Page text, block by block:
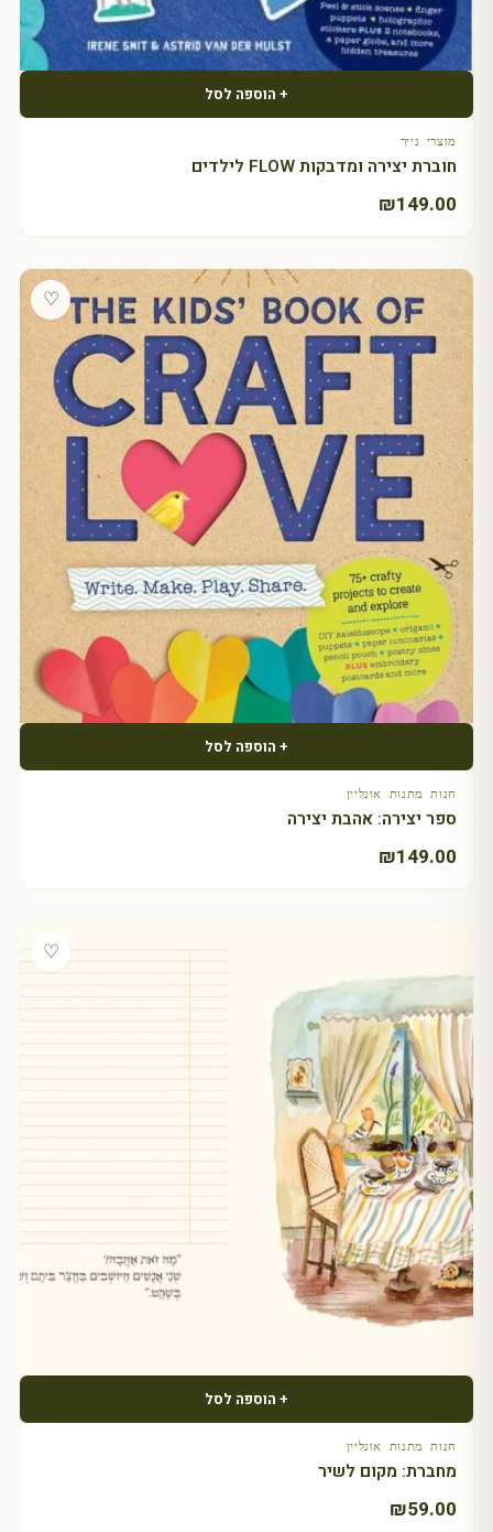
+ הוספה לסל
מוצרי נייר
חוברת יצירה ומדבקות FLOW לילדים
₪149.00
♡
+ הוספה לסל
חנות מתנות אונליין
ספר יצירה: אהבת יצירה
₪149.00
♡
+ הוספה לסל
חנות מתנות אונליין
מחברת: מקום לשיר
₪59.00